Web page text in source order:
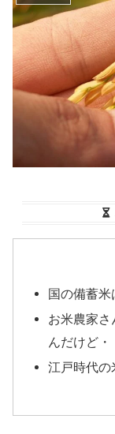
国の備蓄米
お米農家
んだけど・
江戸時代の